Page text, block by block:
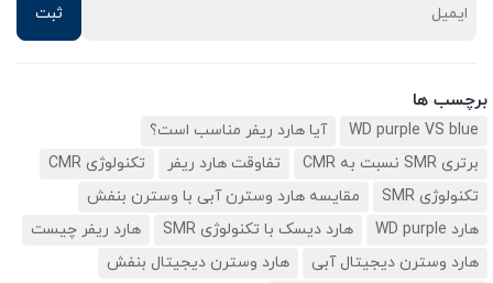
برچسب ها
WD purple VS blue
آیا هارد ریفر مناسب است؟
برتری SMR نسبت به CMR
تفاوقت هارد ریفر
تکنولوژی CMR
تکنولوژی SMR
مقایسه هارد وسترن آبی با وسترن بنفش
هارد WD purple
هارد دیسک با تکنولوژی SMR
هارد ریفر چیست
هارد وسترن دیجیتال آبی
هارد وسترن دیجیتال بنفش